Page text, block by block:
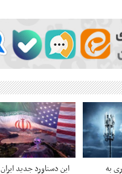
به این دستاورد جدید ایران